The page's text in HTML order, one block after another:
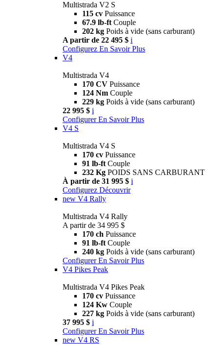
Multistrada V2 S
115 cv Puissance
67.9 lb-ft Couple
202 kg Poids à vide (sans carburant)
A partir de 22 495 $ i
Configurez En Savoir Plus
V4
Multistrada V4
170 CV Puissance
124 Nm Couple
229 kg Poids à vide (sans carburant)
22 995 $ i
Configurer En Savoir Plus
V4 S
Multistrada V4 S
170 cv Puissance
91 lb-ft Couple
232 Kg POIDS SANS CARBURANT
À partir de 31 995 $ i
Configurez Découvrir
new V4 Rally
Multistrada V4 Rally
A partir de 34 995 $
170 ch Puissance
91 lb-ft Couple
240 kg Poids à vide (sans carburant)
Configurer En Savoir Plus
V4 Pikes Peak
Multistrada V4 Pikes Peak
170 cv Puissance
124 Kw Couple
227 kg Poids à vide (sans carburant)
37 995 $ i
Configurer En Savoir Plus
new V4 RS